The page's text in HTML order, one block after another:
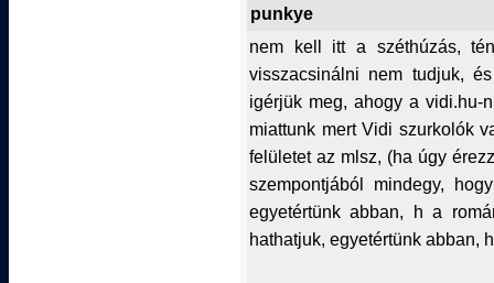
punkye
nem kell itt a széthúzás,
visszacsinálni nem tudjuk,
igérjük meg, ahogy a vidi.hu-
miattunk mert Vidi szurkolók
felületet az mlsz, (ha úgy
szempontjából mindegy,
egyetértünk abban, h a
hathatjuk, egyetértünk abban,